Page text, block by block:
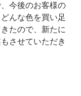
今後のお客様の
んな色を買い足
たので、新たに
させていただき